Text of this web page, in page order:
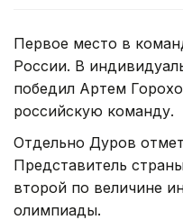
Первое место в
России. В
победил Артем
российскую команду.
Отдельно Дуров
Представитель
второй по величине
олимпиады.